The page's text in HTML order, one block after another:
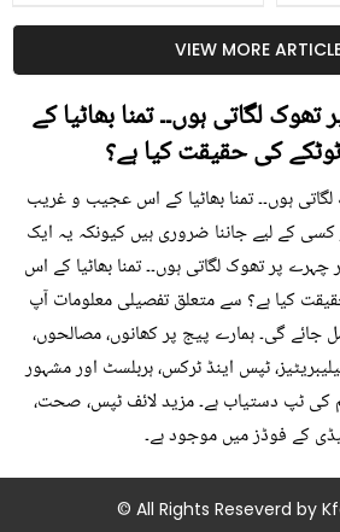
کیوں کھانا چاہیے؟
VIEW MORE
لگاتی ہوں۔۔ تمنا بھاٹیا کے
کی حقیقت کیا ہے؟
ہوں۔۔ تمنا بھاٹیا کے اس عجیب و غریب
کے لیے جاننا ضروری ہیں کیونکہ یہ ایک
پر تھوک لگاتی ہوں۔۔ تمنا بھاٹیا کے اس
کیا ہے؟ سے متعلق تفصیلی معلومات آپ
جائے گی۔ ہمارے پیج پر کھانوں، مصالحوں،
ٹپس اینڈ ٹرکس، ہربلسٹ اور مشہور
کی ٹپ دستیاب ہے۔ مزید لائف ٹپس، صحت،
کے فوڈز میں موجود ہے۔
© All Rights Reseverd by